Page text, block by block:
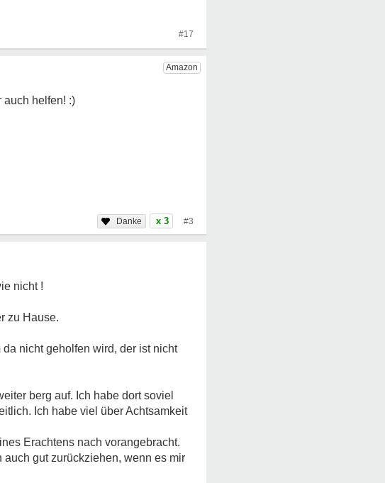
#17
x 3 #3
nicht !
zu Hause.
nicht geholfen wird, der ist nicht
berg auf. Ich habe dort soviel
Ich habe viel über Achtsamkeit
Erachtens nach vorangebracht.
auch gut zurückziehen, wenn es mir